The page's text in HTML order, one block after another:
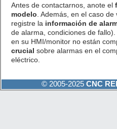
Antes de contactarnos, anote el
modelo . Además, en el caso
registre la información de
de alarma, condiciones de
en su HMI/monitor no están
crucial sobre alarmas en el
eléctrico.
© 2005-2025 CNC